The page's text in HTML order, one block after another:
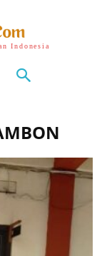
Indonesia